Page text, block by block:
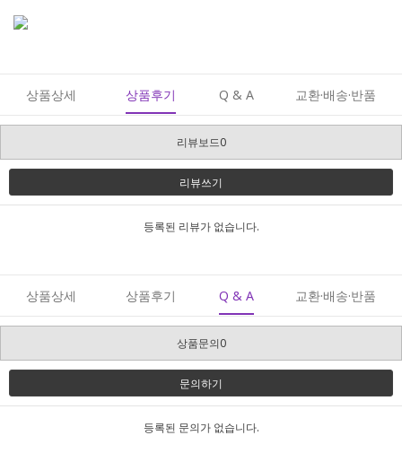
상품상세 상품후기 Q & A 교환·배송·반품
리뷰보드0
리뷰쓰기
등록된 리뷰가 없습니다.
상품상세 상품후기 Q & A 교환·배송·반품
상품문의0
문의하기
등록된 문의가 없습니다.